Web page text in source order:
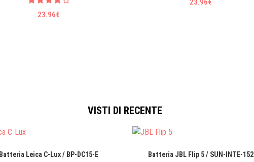
23.96€
23.96€
VISTI DI RECENTE
Batteria Leica C-Lux / BP-DC15-E Batteria JBL Flip 5 / SUN-INTE-152